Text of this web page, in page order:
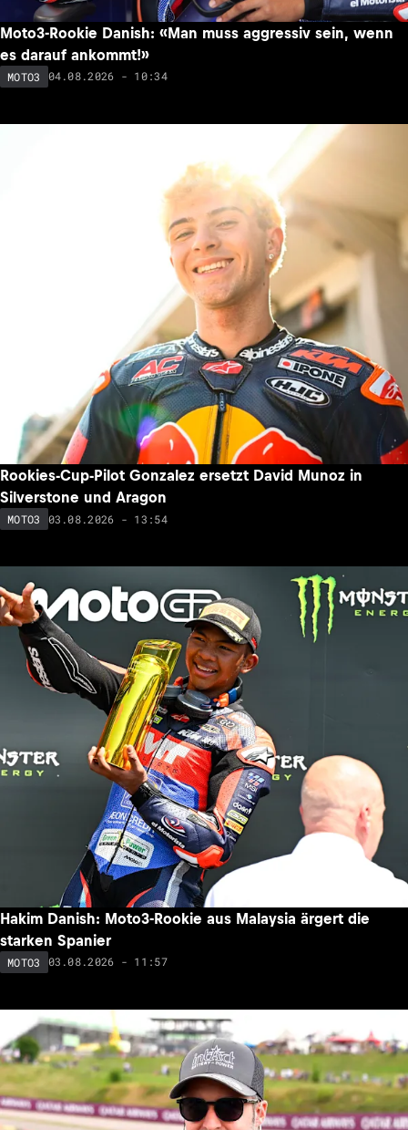
Moto3-Rookie Danish: «Man muss aggressiv sein, wenn
es darauf ankommt!»
MOTO3 04.08.2026 - 10:34
Rookies-Cup-Pilot Gonzalez ersetzt David Munoz in
Silverstone und Aragon
MOTO3 03.08.2026 - 13:54
Hakim Danish: Moto3-Rookie aus Malaysia ärgert die
starken Spanier
MOTO3 03.08.2026 - 11:57